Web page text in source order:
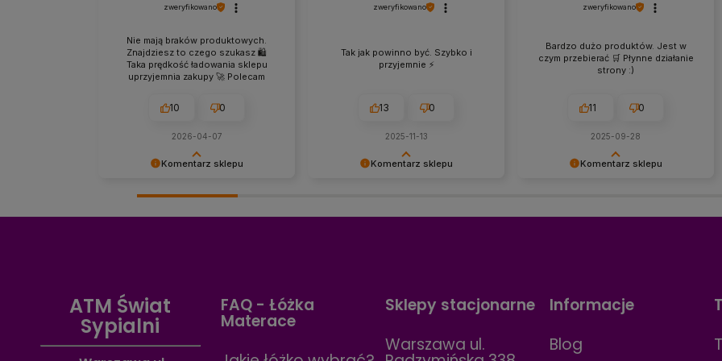
Komentarz sklepu
szeroki wybór materacy,
Zapraszamy ponownie!
zweryfikowano
Nie mają braków produktowych.
Znajdziesz to czego szukasz 🛍️
Taka prędkość ładowania sklepu
uprzyjemnia zakupy 🚀 Polecam
10 0
2026-04-07
Komentarz sklepu
się, że cały proces przebiegł
wyborach do sypialni! 🛏✨
zweryfikowano
Tak jak powinno być. Szybko i
przyjemnie ⚡
13 0
2025-11-13
Komentarz sklepu
produktów pozwolił swobodnie
zweryfikowano
Bardzo dużo produktów. Jest w
czym przebierać 🛒 Płynne działanie
strony :)
11 0
2025-09-28
FAQ - Łóżka
Materace
Sklepy stacjonarne
Warszawa ul.
Informacje
Blog
ATM Świat
Sypialni